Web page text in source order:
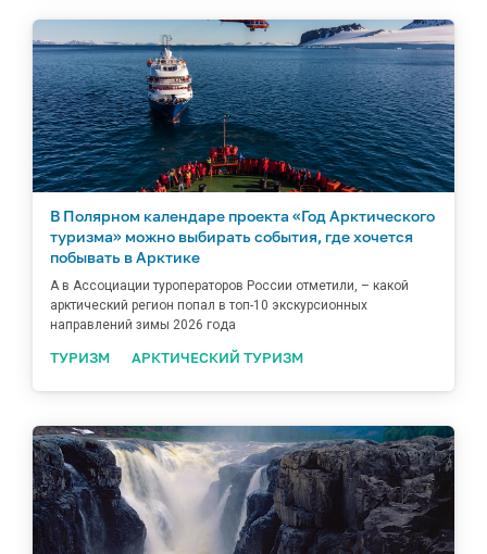
В Полярном календаре проекта «Год Арктического
туризма» можно выбирать события, где хочется
побывать в Арктике
А в Ассоциации туроператоров России отметили, – какой
арктический регион попал в топ-10 экскурсионных
направлений зимы 2026 года
ТУРИЗМ АРКТИЧЕСКИЙ ТУРИЗМ